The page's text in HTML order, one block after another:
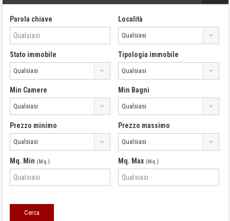
Parola chiave Località
Qualsiasi
Stato immobile
Qualsiasi
Tipologia immobile
Qualsiasi
Min Camere
Qualsiasi
Min Bagni
Qualsiasi
Prezzo minimo
Qualsiasi
Prezzo massimo
Qualsiasi
Mq. Min (Mq.) Mq. Max (Mq.)